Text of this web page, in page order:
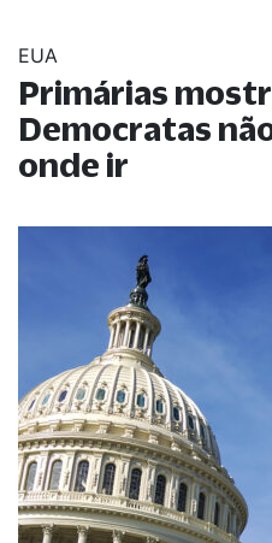
EUA
Primárias
Democratas
onde ir